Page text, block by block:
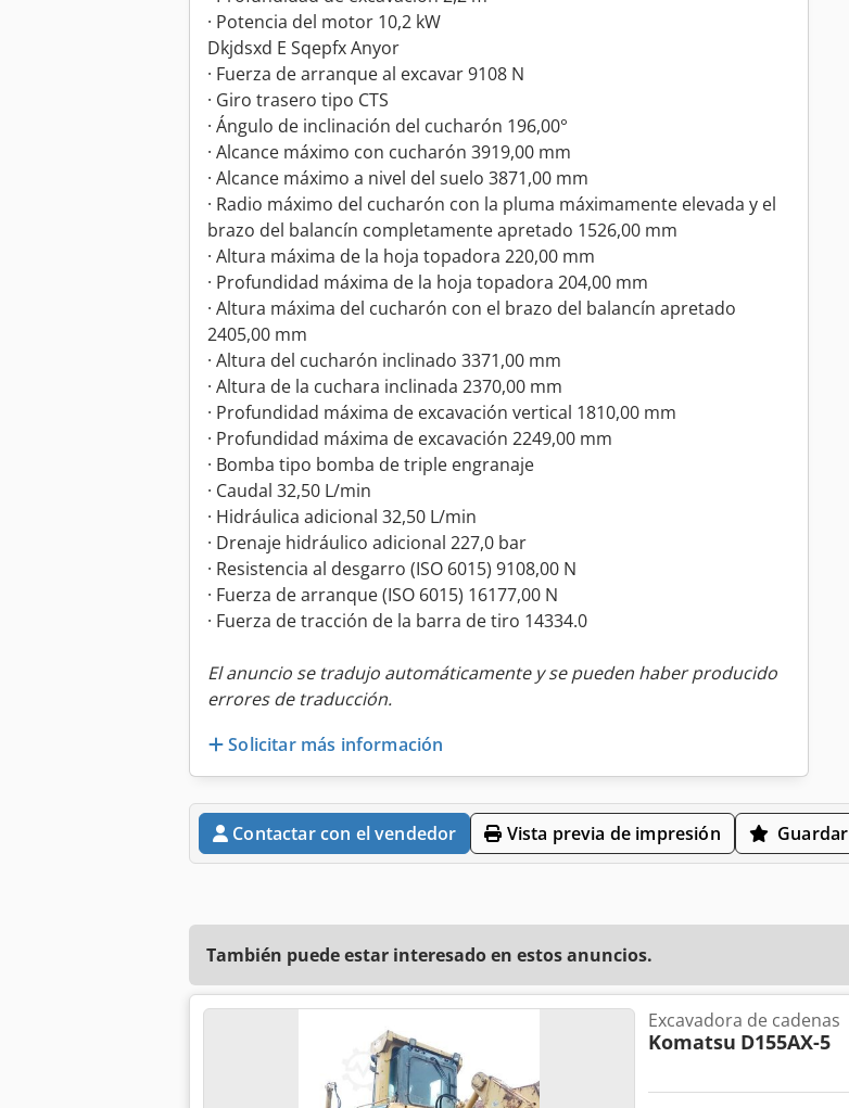
· Potencia del motor 10,2 kW
Dkjdsxd E Sqepfx Anyor
· Fuerza de arranque al excavar 9108 N
· Giro trasero tipo CTS
· Ángulo de inclinación del cucharón 196,00°
· Alcance máximo con cucharón 3919,00 mm
· Alcance máximo a nivel del suelo 3871,00 mm
· Radio máximo del cucharón con la pluma máximamente elevada y el
brazo del balancín completamente apretado 1526,00 mm
· Altura máxima de la hoja topadora 220,00 mm
· Profundidad máxima de la hoja topadora 204,00 mm
· Altura máxima del cucharón con el brazo del balancín apretado
2405,00 mm
· Altura del cucharón inclinado 3371,00 mm
· Altura de la cuchara inclinada 2370,00 mm
· Profundidad máxima de excavación vertical 1810,00 mm
· Profundidad máxima de excavación 2249,00 mm
· Bomba tipo bomba de triple engranaje
· Caudal 32,50 L/min
· Hidráulica adicional 32,50 L/min
· Drenaje hidráulico adicional 227,0 bar
· Resistencia al desgarro (ISO 6015) 9108,00 N
· Fuerza de arranque (ISO 6015) 16177,00 N
· Fuerza de tracción de la barra de tiro 14334.0
El anuncio se tradujo automáticamente y se pueden haber producido
errores de traducción.
Solicitar más información
Contactar con el vendedor Vista previa de impresión Guardar
También puede estar interesado en estos anuncios.
Excavadora de cadenas
Komatsu D155AX-5